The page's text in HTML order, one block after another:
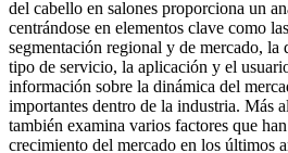
del cabello en salones proporciona un
centrándose en elementos clave como
segmentación regional y de mercado, la
tipo de servicio, la aplicación y el
información sobre la dinámica del
importantes dentro de la industria. Más
también examina varios factores que
crecimiento del mercado en los últimos